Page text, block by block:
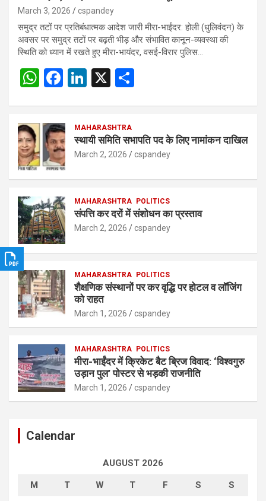
March 3, 2026 cspandey
समुद्र तटों पर प्रतिबंधात्मक आदेश जारी मीरा-भाईंदर: होली (धुलिवंदन) के
अवसर पर समुद्र तटों पर बढ़ती भीड़ और संभावित कानून-व्यवस्था की
स्थिति को ध्यान में रखते हुए मीरा-भायंदर, वसई-विरार पुलिस…
W
s
A
p
p
F
b
o
o
k
Li
dI
n
X
e
MAHARASHTRA
स्थायी समिति सभापति पद के लिए नामांकन दाखिल
March 2, 2026 cspandey
MAHARASHTRA POLITICS
संपत्ति कर दरों में संशोधन का प्रस्ताव
March 2, 2026 cspandey
MAHARASHTRA POLITICS
शैक्षणिक संस्थानों पर कर वृद्धि पर होटल व लॉजिंग
को राहत
March 1, 2026 cspandey
MAHARASHTRA POLITICS
मीरा-भाईंदर में क्रिकेट बैट ब्रिज विवाद: ‘विश्वगुरु
उड़ान पुल’ पोस्टर से भड़की राजनीति
March 1, 2026 cspandey
Calendar
AUGUST 2026
M T W T F S S